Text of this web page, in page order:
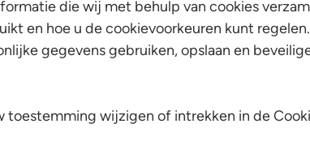
die wij met behulp van cookies
en hoe u de cookievoorkeuren kunt
gegevens gebruiken, opslaan en
toestemming wijzigen of intrekken in de